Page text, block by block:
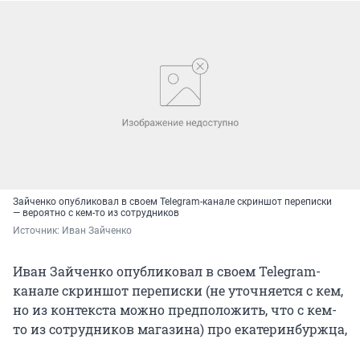
Зайченко опубликовал в своем Telegram-канале скриншот переписки
— вероятно с кем-то из сотрудников
Источник: Иван Зайченко
Иван Зайченко опубликовал в своем Telegram-
канале скриншот переписки (не уточняется с кем,
но из контекста можно предположить, что с кем-
то из сотрудников магазина) про екатеринбуржца,